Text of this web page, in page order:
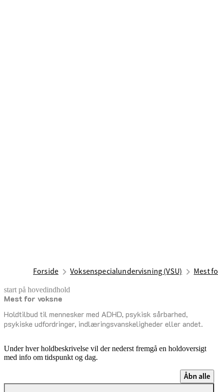
Forside Voksenspecialundervisning (VSU) Mest
start på hovedindhold
Mest for voksne
Holdtilbud til mennesker med ADHD, psykisk sårbarhed,
psykiske udfordringer, indlæringsvanskeligheder eller andet.
senest opdateret 29. juli 2026
Under hver holdbeskrivelse vil der nederst fremgå en holdoversigt
med info om tidspunkt og dag.
Åbn alle